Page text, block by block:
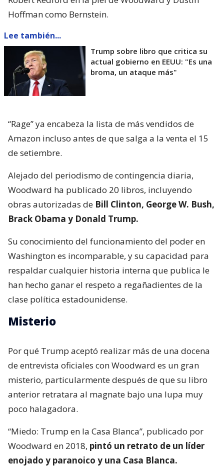
Hoffman como Bernstein.
Lee también...
Trump sobre libro que critica su
actual gobierno en EEUU: "Es una
broma, un ataque más"
“Rage” ya encabeza la lista de más vendidos de
Amazon incluso antes de que salga a la venta el 15
de setiembre.
Alejado del periodismo de contingencia diaria,
Woodward ha publicado 20 libros, incluyendo
obras autorizadas de Bill Clinton, George W. Bush,
Brack Obama y Donald Trump.
Su conocimiento del funcionamiento del poder en
Washington es incomparable, y su capacidad para
respaldar cualquier historia interna que publica le
han hecho ganar el respeto a regañadientes de la
clase política estadounidense.
Misterio
Por qué Trump aceptó realizar más de una docena
de entrevista oficiales con Woodward es un gran
misterio, particularmente después de que su libro
anterior retratara al magnate bajo una lupa muy
poco halagadora.
“Miedo: Trump en la Casa Blanca”, publicado por
Woodward en 2018, pintó un retrato de un líder
enojado y paranoico y una Casa Blanca.